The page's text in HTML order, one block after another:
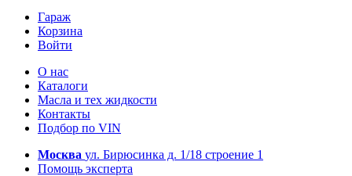
Гараж
Корзина
Войти
О нас
Каталоги
Масла и тех жидкости
Контакты
Подбор по VIN
Москва ул. Бирюсинка д. 1/18 строение 1
Помощь эксперта